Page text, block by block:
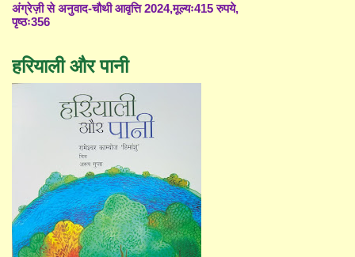
अंग्रेज़ी से अनुवाद-चौथी आवृत्ति 2024,मूल्यः415 रुपये,
पृष्ठः356
हरियाली और पानी